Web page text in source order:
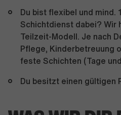
Du bist flexibel und mind.
Schichtdienst dabei? Wir
Teilzeit-Modell. Je nach
Pflege, Kinderbetreuung
feste Schichten (Tage
Du besitzt einen gültigen